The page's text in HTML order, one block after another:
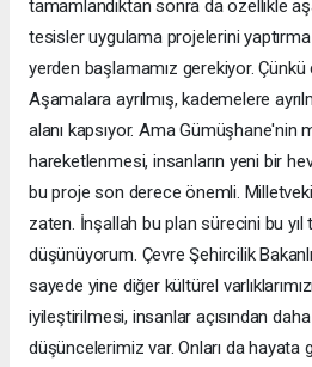
tamamlandıktan sonra da özellikle
tesisler uygulama projelerini
yerden başlamamız gerekiyor.
Aşamalara ayrılmış, kademelere
alanı kapsıyor. Ama Gümüşhane'nin
hareketlenmesi, insanların yeni bir
bu proje son derece önemli.
zaten. İnşallah bu plan sürecini bu yıl
düşünüyorum. Çevre Şehircilik
sayede yine diğer kültürel
iyileştirilmesi, insanlar açısından
düşüncelerimiz var. Onları da hayata